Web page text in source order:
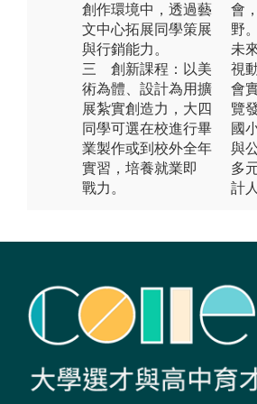
創作環境中，透過藝
文中心拓展同學策展
與行銷能力。
三 創新課程：以美
術為體、設計為用擴
展紮實創造力，大四
同學可選在校進行畢
業製作或到校外全年
實習，培養就業即
戰力。
會
野
未
視
會
覽
國
與
多
計